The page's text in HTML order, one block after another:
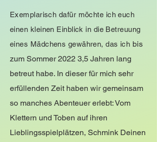
Exemplarisch dafür möchte ich euch
einen kleinen Einblick in die Betreuung
eines Mädchens gewähren, das ich bis
zum Sommer 2022 3,5 Jahren lang
betreut habe. In dieser für mich sehr
erfüllenden Zeit haben wir gemeinsam
so manches Abenteuer erlebt: Vom
Klettern und Toben auf ihren
Lieblingsspielplätzen, Schmink Deinen